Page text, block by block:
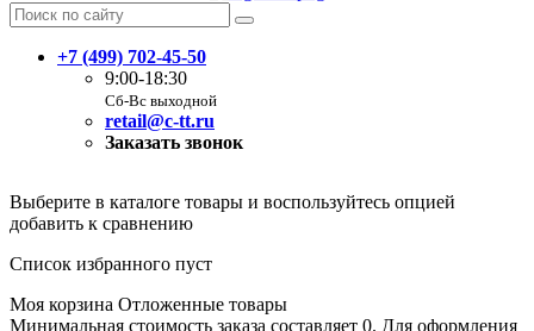
+7 (499) 702-45-50
9:00-18:30
Сб-Вс выходной
retail@c-tt.ru
Заказать звонок
Выберите в каталоге товары и воспользуйтесь опцией
добавить к сравнению
Список избранного пуст
Моя корзина Отложенные товары
Минимальная стоимость заказа составляет 0. Для оформления